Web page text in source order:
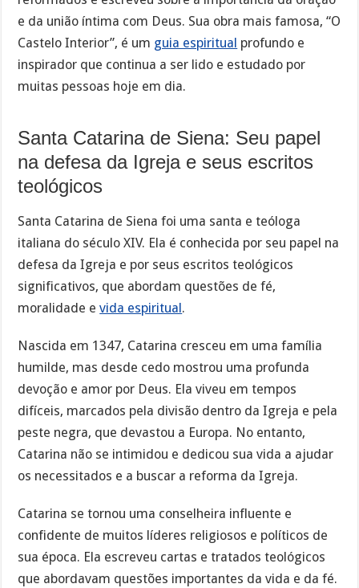
e da união íntima com Deus. Sua obra mais famosa, “O
Castelo Interior”, é um guia espiritual profundo e
inspirador que continua a ser lido e estudado por
muitas pessoas hoje em dia.
Santa Catarina de Siena: Seu papel
na defesa da Igreja e seus escritos
teológicos
Santa Catarina de Siena foi uma santa e teóloga
italiana do século XIV. Ela é conhecida por seu papel na
defesa da Igreja e por seus escritos teológicos
significativos, que abordam questões de fé,
moralidade evida espiritual .
Nascida em 1347, Catarina cresceu em uma família
humilde, mas desde cedo mostrou uma profunda
devoção e amor por Deus. Ela viveu em tempos
difíceis, marcados pela divisão dentro da Igreja e pela
peste negra, que devastou a Europa. No entanto,
Catarina não se intimidou e dedicou sua vida a ajudar
os necessitados e a buscar a reforma da Igreja.
Catarina se tornou uma conselheira influente e
confidente de muitos líderes religiosos e políticos de
sua época. Ela escreveu cartas e tratados teológicos
que abordavam questões importantes da vida e da fé.